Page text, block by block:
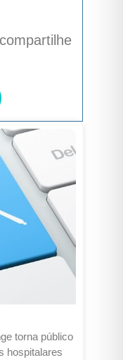
torna público
hospitalares